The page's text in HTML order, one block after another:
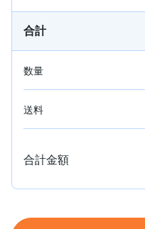
合計
数量
送料
合計金額